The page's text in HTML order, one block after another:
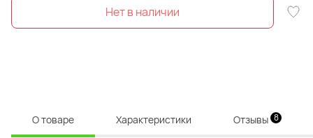
О товаре Характеристики Отзывы 8